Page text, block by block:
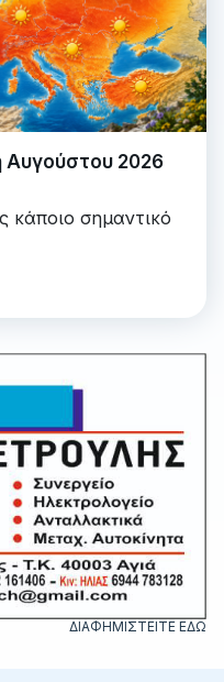
Αυγούστου 2026
κάποιο σημαντικό
ΔΙΑΦΗΜΙΣΤΕΙΤΕ ΕΔΩ